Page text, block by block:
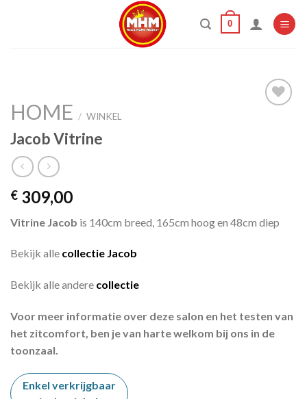
0
HOME / WINKEL
Jacob Vitrine
€ 309,00
Vitrine Jacob is 140cm breed, 165cm hoog en 48cm diep
Bekijk alle collectie Jacob
Bekijk alle andere collectie
Voor meer informatie over deze salon en het testen van
het zitcomfort, ben je van harte welkom bij ons in de
toonzaal.
Enkel verkrijgbaar